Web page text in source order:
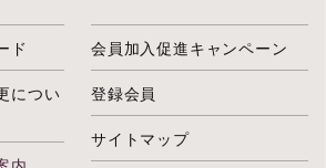
ド
につい
会員加入促進キャンペーン
登録会員
サイトマップ